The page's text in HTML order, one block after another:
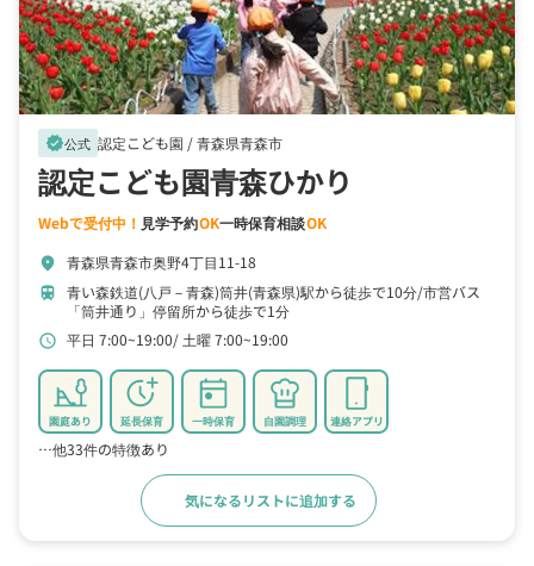
verified公式 認定こども園 /青森県青森市
認定こども園青森ひかり
Webで受付中！ 見学予約OK一時保育相談OK
location_on 青森県青森市奥野4丁目11-18
train 青い森鉄道(八戸－青森)筒井(青森県)駅から徒歩で10分 市営バス
「筒井通り」停留所から徒歩で1分
schedule 平日 7:00~19:00 土曜 7:00~19:00
園庭あり 延長保育 一時保育 自園調理 連絡アプリ
…他33件の特徴あり
気になるリストに追加する